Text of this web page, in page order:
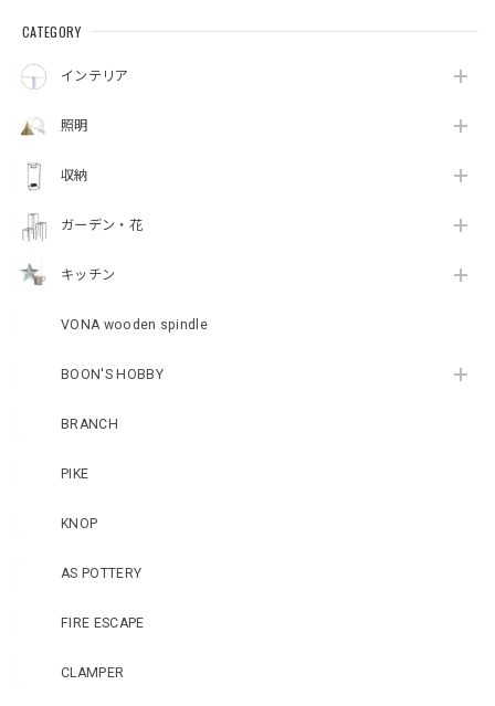
CATEGORY
インテリア
照明
収納
ガーデン・花
キッチン
VONA wooden spindle
BOON'S HOBBY
BRANCH
PIKE
KNOP
AS POTTERY
FIRE ESCAPE
CLAMPER